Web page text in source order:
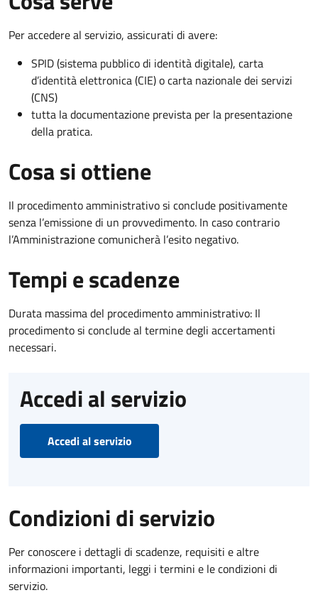
Per accedere al servizio, assicurati di avere:
SPID (sistema pubblico di identità digitale), carta
d’identità elettronica (CIE) o carta nazionale dei servizi
(CNS)
tutta la documentazione prevista per la presentazione
della pratica.
Cosa si ottiene
Il procedimento amministrativo si conclude positivamente
senza l’emissione di un provvedimento. In caso contrario
l’Amministrazione comunicherà l’esito negativo.
Tempi e scadenze
Durata massima del procedimento amministrativo: Il
procedimento si conclude al termine degli accertamenti
necessari.
Accedi al servizio
Accedi al servizio
Condizioni di servizio
Per conoscere i dettagli di scadenze, requisiti e altre
informazioni importanti, leggi i termini e le condizioni di
servizio.